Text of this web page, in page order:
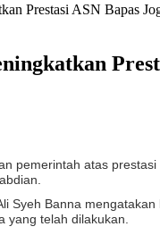
Prestasi ASN Bapas
pemerintah atas
Syeh Banna
yang telah dilakukan.